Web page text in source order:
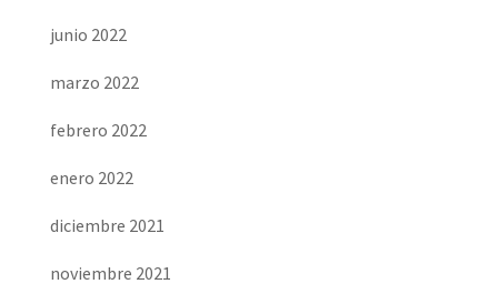
junio 2022
marzo 2022
febrero 2022
enero 2022
diciembre 2021
noviembre 2021